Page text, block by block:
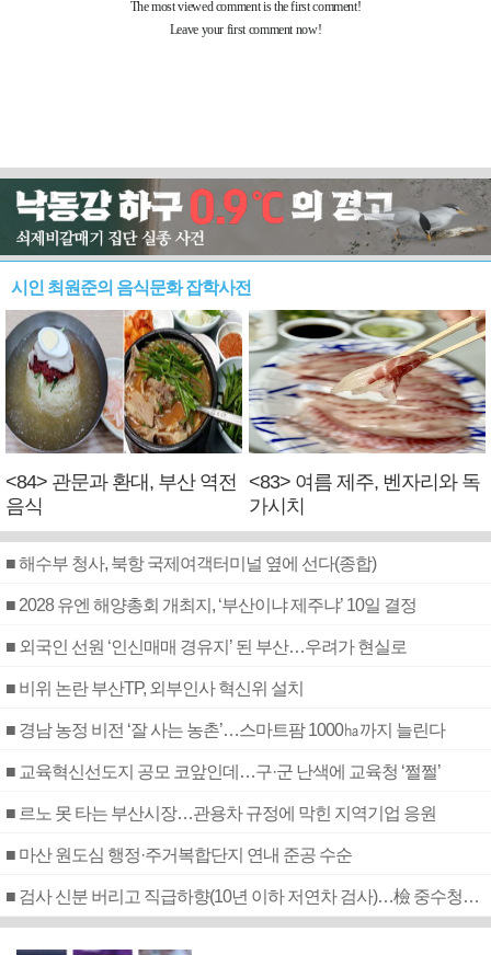
시인 최원준의 음식문화 잡학사전
<84> 관문과 환대, 부산 역전
음식
<83> 여름 제주, 벤자리와 독
가시치
■ 해수부 청사, 북항 국제여객터미널 옆에 선다(종합)
■ 2028 유엔 해양총회 개최지, ‘부산이냐 제주냐’ 10일 결정
■ 외국인 선원 ‘인신매매 경유지’ 된 부산…우려가 현실로
■ 비위 논란 부산TP, 외부인사 혁신위 설치
■ 경남 농정 비전 ‘잘 사는 농촌’…스마트팜 1000㏊까지 늘린다
■ 교육혁신선도지 공모 코앞인데…구·군 난색에 교육청 ‘쩔쩔’
■ 르노 못 타는 부산시장…관용차 규정에 막힌 지역기업 응원
■ 마산 원도심 행정·주거복합단지 연내 준공 수순
■ 검사 신분 버리고 직급하향(10년 이하 저연차 검사)…檢 중수청행 기피